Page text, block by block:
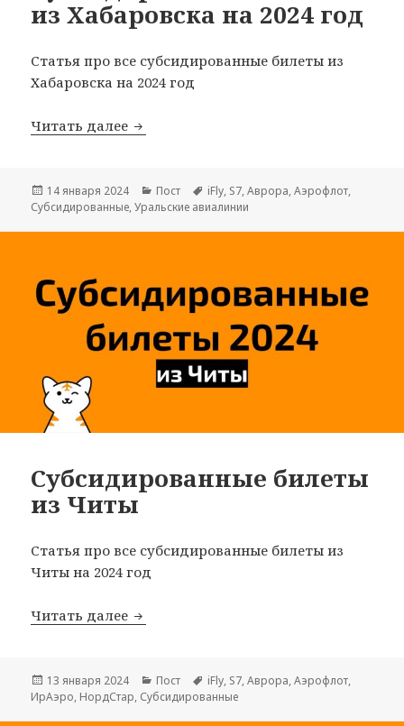
из Хабаровска на 2024 год
Статья про все субсидированные билеты из
Хабаровска на 2024 год
Читать далее Субсидированные билеты из
Опубликовано
14 января 2024 Рубрики
Пост Метки
iFly, S7,Аврора,Аэрофлот,
Субсидированные,Уральские авиалинии
Субсидированные билеты
из Читы
Статья про все субсидированные билеты из
Читы на 2024 год
Читать далее Субсидированные билеты из Читы
Опубликовано
13 января 2024 Рубрики
Пост Метки
iFly, S7,Аврора,Аэрофлот,
ИрАэро, НордСтар, Субсидированные